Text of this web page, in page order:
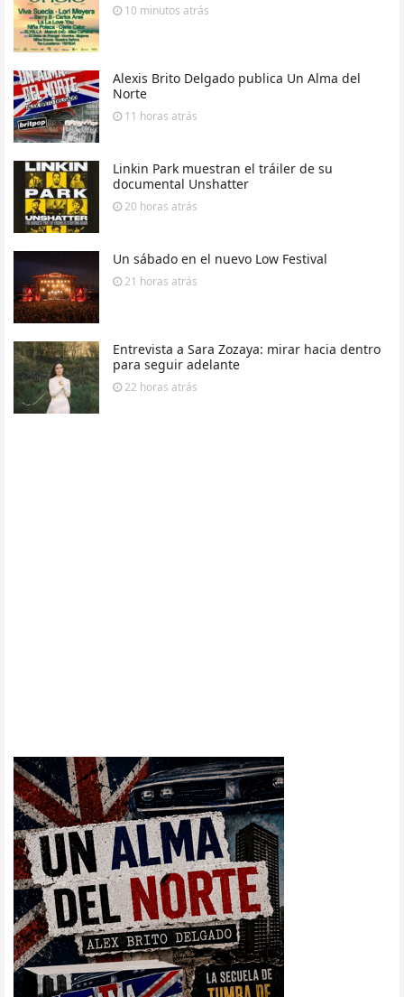
10 minutos atrás
Alexis Brito Delgado publica Un Alma del
Norte
11 horas atrás
Linkin Park muestran el tráiler de su
documental Unshatter
20 horas atrás
Un sábado en el nuevo Low Festival
21 horas atrás
Entrevista a Sara Zozaya: mirar hacia dentro
para seguir adelante
22 horas atrás